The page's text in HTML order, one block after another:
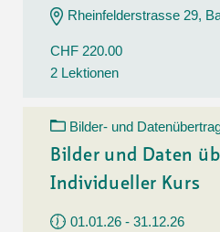
Rheinfelderstrasse 29,
CHF 220.00
2 Lektionen
Bilder- und
Bilder und Daten
Individueller Kurs
01.01.26 - 31.12.26